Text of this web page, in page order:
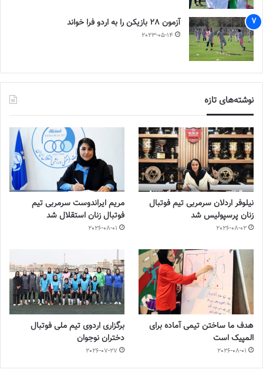
آزمون 28 بازیکن را به اردو فرا خواند
2023-05-14
نوشته‌های تازه
نیلوفر اردلان سرمربی تیم فوتبال
زنان پرسپولیس شد
2026-08-02
مریم ایراندوست سرمربی تیم
فوتبال زنان استقلال شد
2026-08-01
هدف ما ساختن تیمی آماده برای
المپیک است
2026-08-01
برگزاری اردوی تیم ملی فوتبال
دختران نوجوان
2026-07-27